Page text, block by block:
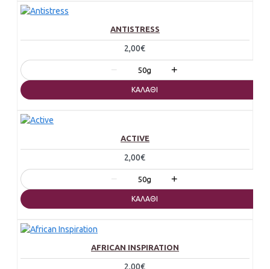
ANTISTRESS
2,00€
− 50g +
ΚΑΛΆΘΙ
ACTIVE
2,00€
− 50g +
ΚΑΛΆΘΙ
AFRICAN INSPIRATION
2,00€